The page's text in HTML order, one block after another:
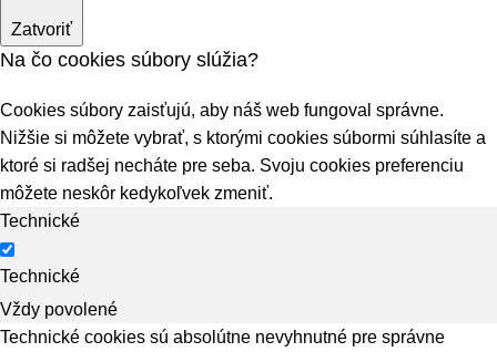
Zatvoriť
Na čo cookies súbory slúžia?
Cookies súbory zaisťujú, aby náš web fungoval správne.
Nižšie si môžete vybrať, s ktorými cookies súbormi súhlasíte a
ktoré si radšej necháte pre seba. Svoju cookies preferenciu
môžete neskôr kedykoľvek zmeniť.
Technické
Technické
Vždy povolené
Technické cookies sú absolútne nevyhnutné pre správne